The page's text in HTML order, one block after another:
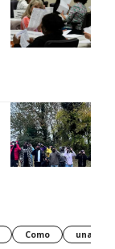
Como una